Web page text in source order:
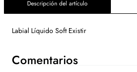
Descripción del artículo
Labial Líquido Soft Existir
Comentarios